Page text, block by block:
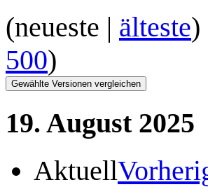
(neueste | älteste)
500)
19. August 2025
Aktuell